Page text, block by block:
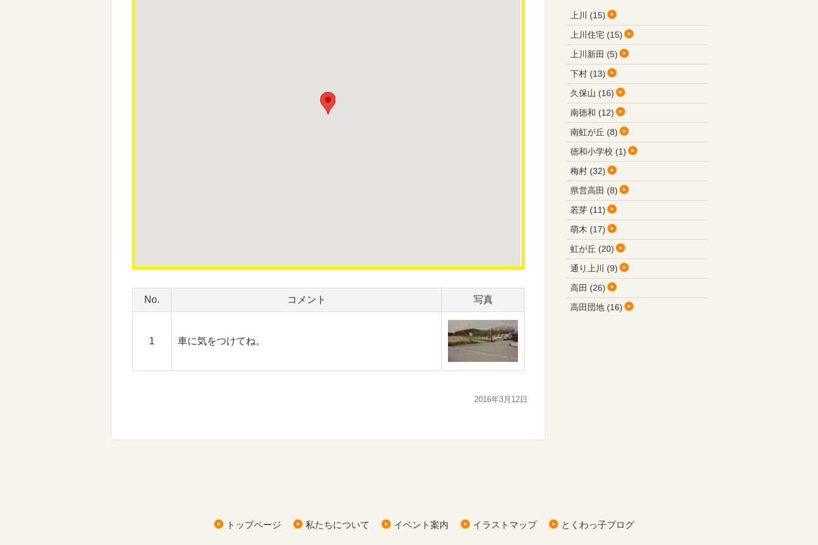
No. コメント 写真
1 車に気をつけてね。
2016年3月12日
上川 (15)
上川住宅 (15)
上川新田 (5)
下村 (13)
久保山 (16)
南徳和 (12)
南虹が丘 (8)
徳和小学校 (1)
梅村 (32)
県営高田 (8)
若芽 (11)
萌木 (17)
虹が丘 (20)
通り上川 (9)
高田 (26)
高田団地 (16)
トップページ 私たちについて イベント案内 イラストマップ とくわっ子ブログ